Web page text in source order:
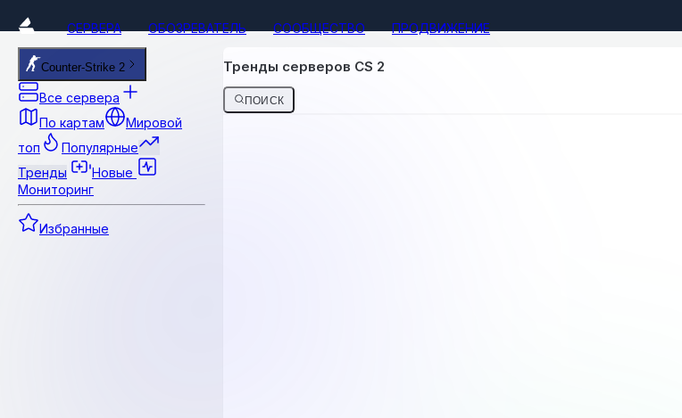
СЕРВЕРА ОБОЗРЕВАТЕЛЬ СООБЩЕСТВО ПРОДВИЖЕНИЕ
Counter-Strike 2
Все сервера
По картам
Мировой
топ
Популярные
Тренды
Новые
Мониторинг
Избранные
Тренды серверов CS 2
ПОИСК